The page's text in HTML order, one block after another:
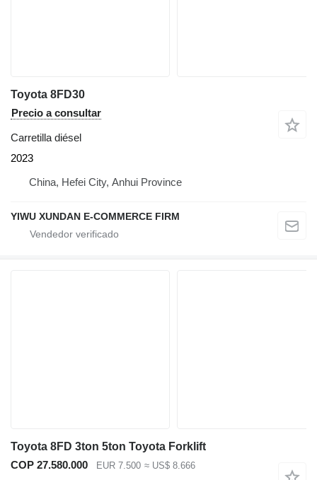
Toyota 8FD30
Precio a consultar
Carretilla diésel
2023
China, Hefei City, Anhui Province
YIWU XUNDAN E-COMMERCE FIRM
Toyota 8FD 3ton 5ton Toyota Forklift
COP 27.580.000
EUR 7.500 ≈ US$ 8.666